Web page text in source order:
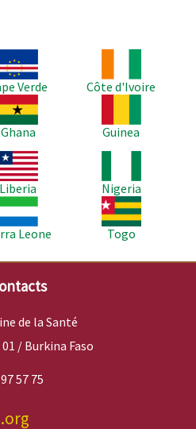
Verde
Côte d'Ivoire
Ghana
Guinea
Liberia
Nigeria
Leone
Image
Togo
de la Santé
/ Burkina Faso
57 75